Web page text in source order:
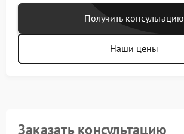
Получить консультацию
Наши цены
Заказать консультацию